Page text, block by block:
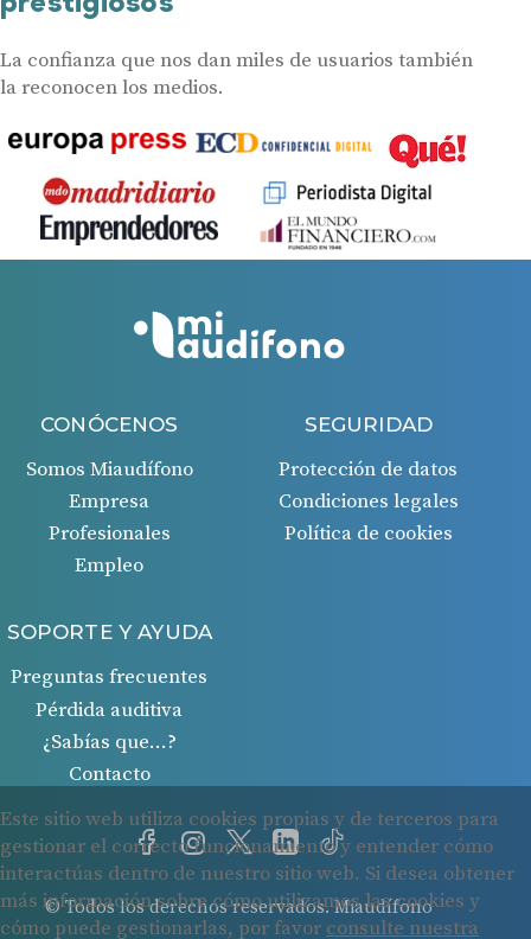
La confianza que nos dan miles de usuarios también
la reconocen los medios.
© Todos los derechos reservados. Miaudífono
CONÓCENOS
Somos Miaudífono
Empresa
Profesionales
Empleo
SEGURIDAD
Protección de datos
Condiciones legales
Política de cookies
SOPORTE Y AYUDA
Preguntas frecuentes
Pérdida auditiva
¿Sabías que…?
Contacto